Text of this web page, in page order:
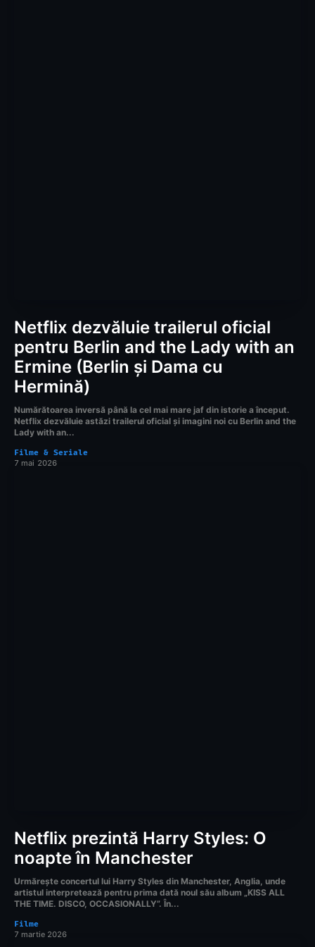
Netflix dezvăluie trailerul oficial
pentru Berlin and the Lady with an
Ermine (Berlin și Dama cu
Hermină)
Numărătoarea inversă până la cel mai mare jaf din istorie a început.
Netflix dezvăluie astăzi trailerul oficial și imagini noi cu Berlin and the
Lady with an...
Filme & Seriale
7 mai 2026
Netflix prezintă Harry Styles: O
noapte în Manchester
Urmărește concertul lui Harry Styles din Manchester, Anglia, unde
artistul interpretează pentru prima dată noul său album „KISS ALL
THE TIME. DISCO, OCCASIONALLY”. În...
Filme
7 martie 2026